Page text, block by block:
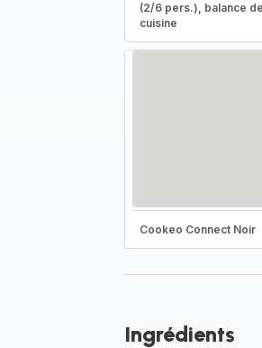
(2/6 pers.), balance de
cuisine
Cookeo Connect Noir
Ingrédients